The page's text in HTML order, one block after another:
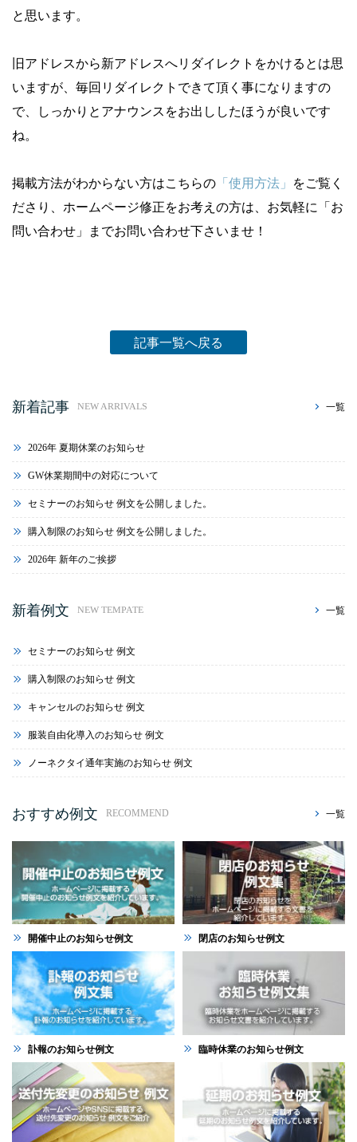
と思います。
旧アドレスから新アドレスへリダイレクトをかけるとは思
いますが、毎回リダイレクトできて頂く事になりますの
で、しっかりとアナウンスをお出ししたほうが良いです
ね。
掲載方法がわからない方はこちらの 「使用方法」 をご覧く
ださり、ホームページ修正をお考えの方は、お気軽に「お
問い合わせ」までお問い合わせ下さいませ！
記事一覧へ戻る
新着記事 NEW ARRIVALS 一覧
2026年 夏期休業のお知らせ
GW休業期間中の対応について
セミナーのお知らせ 例文を公開しました。
購入制限のお知らせ 例文を公開しました。
2026年 新年のご挨拶
新着例文 NEW TEMPATE 一覧
セミナーのお知らせ 例文
購入制限のお知らせ 例文
キャンセルのお知らせ 例文
服装自由化導入のお知らせ 例文
ノーネクタイ通年実施のお知らせ 例文
おすすめ例文 RECOMMEND 一覧
開催中止のお知らせ例文 閉店のお知らせ例文
訃報のお知らせ例文 臨時休業のお知らせ例文